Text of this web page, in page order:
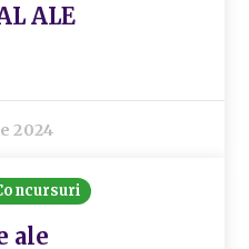
ALE
2024
ale